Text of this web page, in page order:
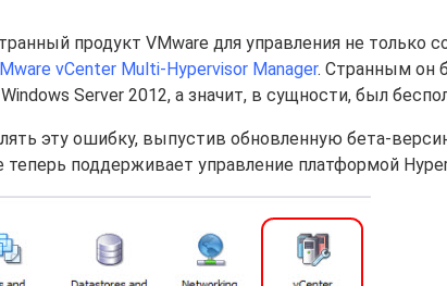
продукт VMware для управления не только
vCenter Multi-Hypervisor Manager. Странным он
Server 2012, а значит, в сущности, был
эту ошибку, выпустив обновленную бета-
теперь поддерживает управление платформой